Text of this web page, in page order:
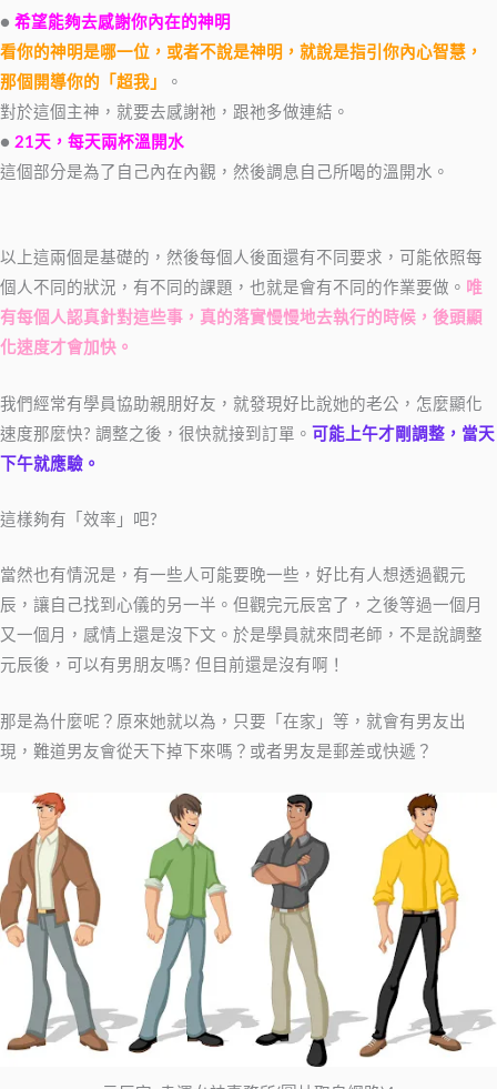
● 希望能夠去感謝你內在的神明
看你的神明是哪一位，或者不說是神明，就說是指引你內心智慧，
那個開導你的「超我」
。
對於這個主神，就要去感謝祂，跟祂多做連結。
● 21天，每天兩杯溫開水
這個部分是為了自己內在內觀，然後調息自己所喝的溫開水。
以上這兩個是基礎的，然後每個人後面還有不同要求，可能依照每
個人不同的狀況，有不同的課題，也就是會有不同的作業要做。 唯
有每個人認真針對這些事，真的落實慢慢地去執行的時候，後頭顯
化速度才會加快。
我們經常有學員協助親朋好友，就發現好比說她的老公，怎麼顯化
速度那麼快? 調整之後，很快就接到訂單。 可能上午才剛調整，當天
下午就應驗。
這樣夠有「效率」吧?
當然也有情況是，有一些人可能要晚一些，好比有人想透過觀元
辰，讓自己找到心儀的另一半。但觀完元辰宮了，之後等過一個月
又一個月，感情上還是沒下文。於是學員就來問老師，不是說調整
元辰後，可以有男朋友嗎? 但目前還是沒有啊！
那是為什麼呢？原來她就以為，只要「在家」等，就會有男友出
現，難道男友會從天下掉下來嗎？或者男友是郵差或快遞？